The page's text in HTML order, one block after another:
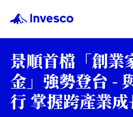
我們的基金
投資觀點
景順首檔「創業
金」強勢登台 -
行 掌握跨產業